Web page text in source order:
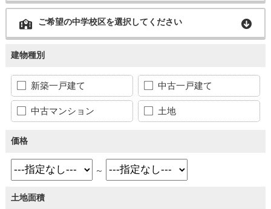
ご希望の中学校区を選択してください
建物種別
新築一戸建て 中古一戸建て
中古マンション 土地
価格
～
土地面積